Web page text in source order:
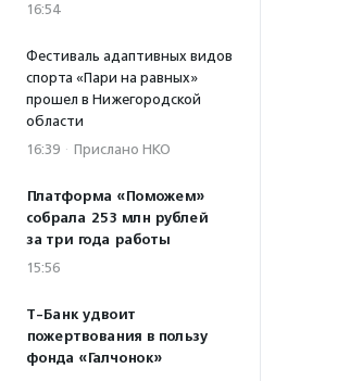
16:54
Фестиваль адаптивных видов
спорта «Пари на равных»
прошел в Нижегородской
области
16:39 · Прислано НКО
Платформа «Поможем»
собрала 253 млн рублей
за три года работы
15:56
Т-Банк удвоит
пожертвования в пользу
фонда «Галчонок»